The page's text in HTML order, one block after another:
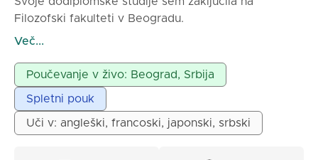
Filozofski fakulteti v Beogradu.
Magistrski študij sem zaključila v Parizu na njihovi
Parizu sem poučevala zasebne lekcije angleščine
Francozom.
Zasebne lekcije tujih jezikov in srbščine poučujem
od leta 2004.
Pouki potekajo v Beogradu pri meni v Vračarju, kjer
Več...
Poučevanje v živo: Beograd, Srbija
Spletni pouk
Uči v: angleški, francoski, japonski, srbski